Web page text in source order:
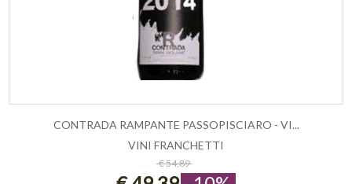
ESAURITO
CONTRADA RAMPANTE PASSOPISCIARO - VI...
VINI FRANCHETTI
€ 54,89